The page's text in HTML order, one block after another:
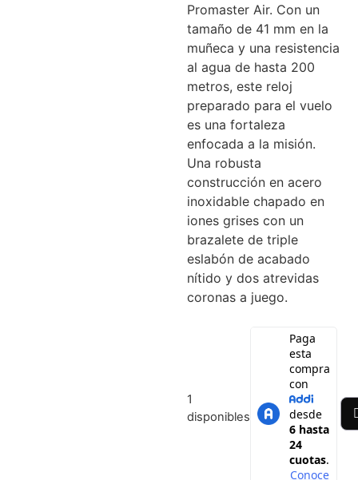
Promaster Air. Con un
tamaño de 41 mm en la
muñeca y una resistencia
al agua de hasta 200
metros, este reloj
preparado para el vuelo
es una fortaleza
enfocada a la misión.
Una robusta
construcción en acero
inoxidable chapado en
iones grises con un
brazalete de triple
eslabón de acabado
nítido y dos atrevidas
coronas a juego.
1
disponibles